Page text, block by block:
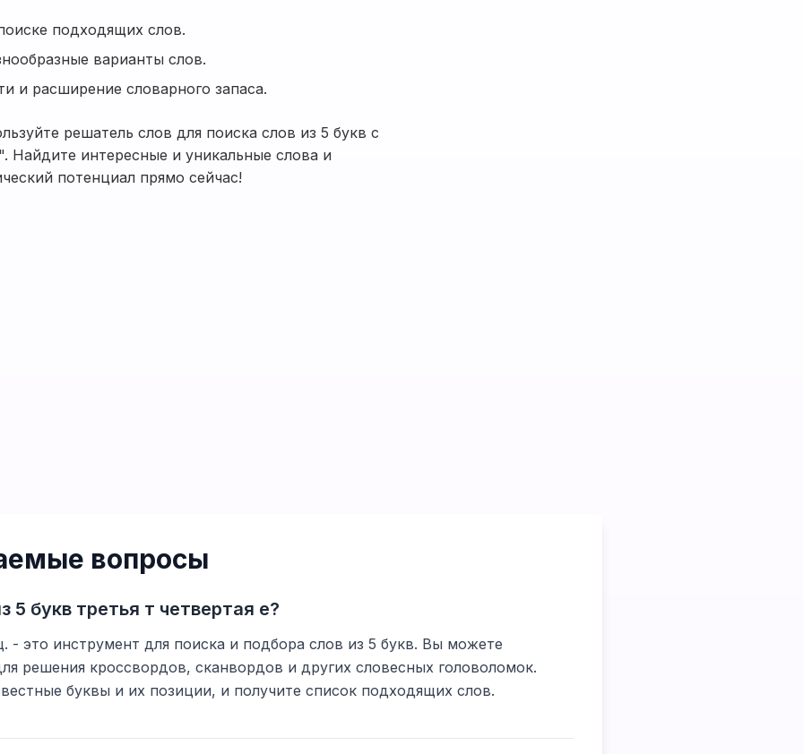
подходящих слов.
варианты слов.
и расширение словарного запаса.
решатель слов для поиска слов из 5 букв с
Найдите интересные и уникальные слова и
потенциал прямо сейчас!
вопросы
5 букв третья т четвертая е?
- это инструмент для поиска и подбора слов из 5 букв. Вы можете
решения кроссвордов, сканвордов и других словесных головоломок.
буквы и их позиции, и получите список подходящих слов.